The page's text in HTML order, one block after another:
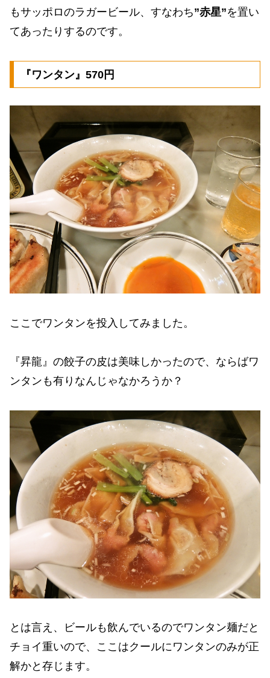
もサッポロのラガービール、すなわち”赤星”を置い
てあったりするのです。
『ワンタン』570円
ここでワンタンを投入してみました。
『昇龍』の餃子の皮は美味しかったので、ならばワ
ンタンも有りなんじゃなかろうか？
とは言え、ビールも飲んでいるのでワンタン麺だと
チョイ重いので、ここはクールにワンタンのみが正
解かと存じます。